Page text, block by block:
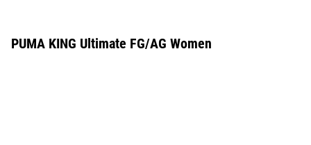
PUMA KING Ultimate FG/AG Women